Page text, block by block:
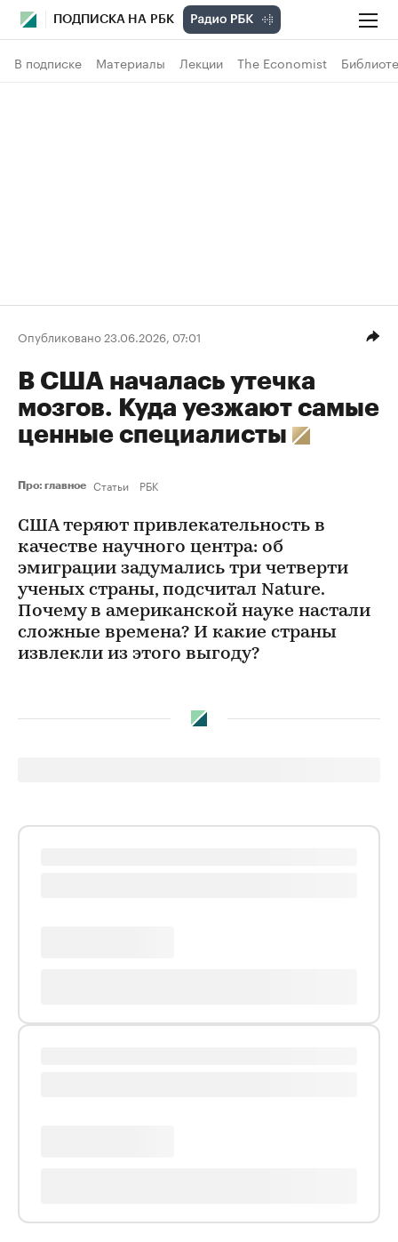
ПОДПИСКА НА РБК
В подписке Материалы Лекции The Economist
Опубликовано 23.06.2026, 07:01
В США началась утечка
мозгов. Куда уезжают самые
ценные специалисты
Про: главное Статьи РБК
США теряют привлекательность в
качестве научного центра: об
эмиграции задумались три четверти
ученых страны, подсчитал Nature.
Почему в американской науке настали
сложные времена? И какие страны
извлекли из этого выгоду?